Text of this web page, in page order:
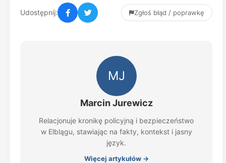
Udostępnij: Zgłoś błąd / poprawkę
MJ
Marcin Jurewicz
Relacjonuje kronikę policyjną i bezpieczeństwo
w Elblągu, stawiając na fakty, kontekst i jasny
język.
Więcej artykułów →